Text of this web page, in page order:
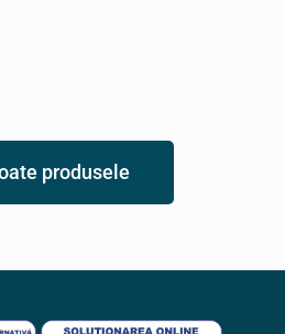
produsele